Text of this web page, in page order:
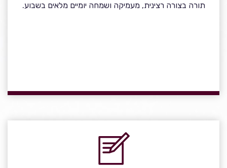
תורה בצורה רצינית, מעמיקה ושמחה יומיים מלאים בשבוע.